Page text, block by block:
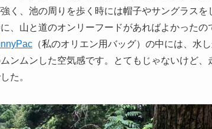
く、池の周りを歩く時には帽子やサングラスを
、山と道のオンリーフードがあればよかったの
（私のオリエン用バッグ）の中には、水
ンムンした空気感です。とてもじゃないけど、
た。